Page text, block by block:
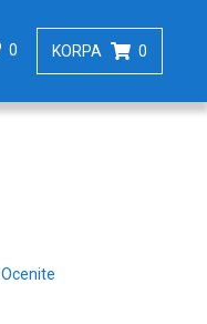
0 KORPA 0
Ocenite